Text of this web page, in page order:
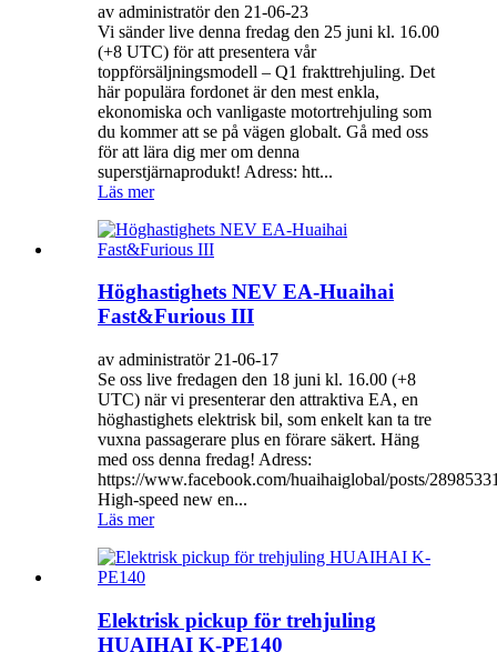
av administratör den 21-06-23
Vi sänder live denna fredag ​​den 25 juni kl. 16.00
(+8 UTC) för att presentera vår
toppförsäljningsmodell – Q1 frakttrehjuling. Det
här populära fordonet är den mest enkla,
ekonomiska och vanligaste motortrehjuling som
du kommer att se på vägen globalt. Gå med oss ​​
för att lära dig mer om denna
superstjärnaprodukt! Adress: htt...
Läs mer
Höghastighets NEV EA-Huaihai
Fast&Furious III
av administratör 21-06-17
Se oss live fredagen den 18 juni kl. 16.00 (+8
UTC) när vi presenterar den attraktiva EA, en
höghastighets elektrisk bil, som enkelt kan ta tre
vuxna passagerare plus en förare säkert. Häng
med oss ​​denna fredag! Adress:
https://www.facebook.com/huaihaiglobal/posts/
High-speed new en...
Läs mer
Elektrisk pickup för trehjuling
HUAIHAI K-PE140